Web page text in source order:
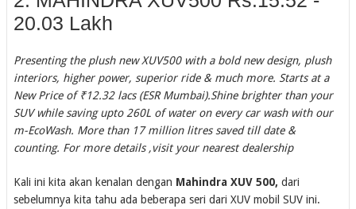
20.03 Lakh
Presenting the plush new XUV500 with a bold new design, plush
interiors, higher power, superior ride & much more. Starts at a
New Price of ₹12.32 lacs (ESR Mumbai).Shine brighter than your
SUV while saving upto 260L of water on every car wash with our
m-EcoWash. More than 17 million litres saved till date &
counting. For more details ,visit your nearest dealership
Kali ini kita akan kenalan dengan Mahindra XUV 500, dari
sebelumnya kita tahu ada beberapa seri dari XUV mobil SUV ini.